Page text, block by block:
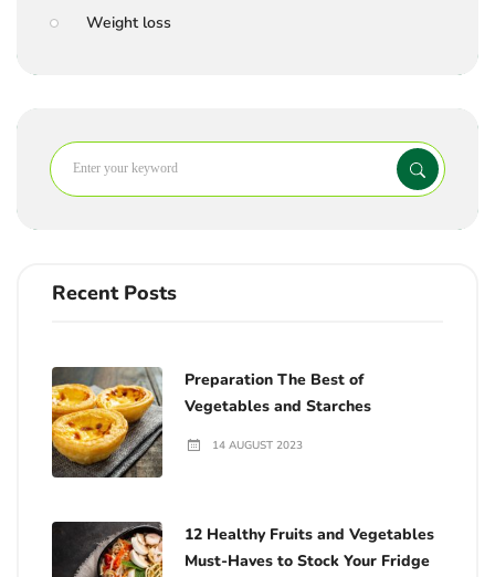
Weight loss
Recent Posts
Preparation The Best of
Vegetables and Starches
14 AUGUST 2023
12 Healthy Fruits and Vegetables
Must-Haves to Stock Your Fridge